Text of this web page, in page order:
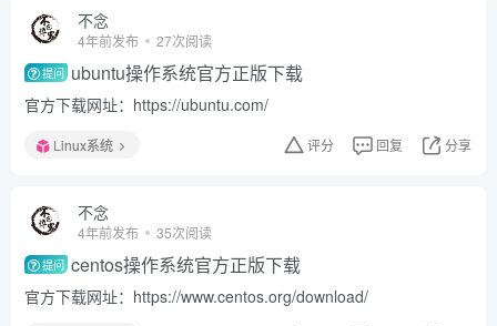
不念
4年前发布 27次阅读
提问 ubuntu操作系统官方正版下载
官方下载网址：https://ubuntu.com/
Linux系统 评分 回复 分享
不念
4年前发布 35次阅读
提问 centos操作系统官方正版下载
官方下载网址：https://www.centos.org/download/